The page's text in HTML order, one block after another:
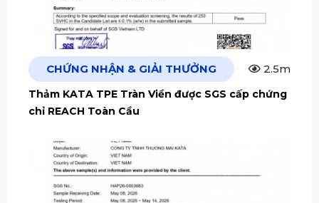
CHỨNG NHẬN & GIẢI THƯỞNG 2.5m
Thảm KATA TPE Tràn Viền được SGS cấp chứng
chỉ REACH Toàn Cầu